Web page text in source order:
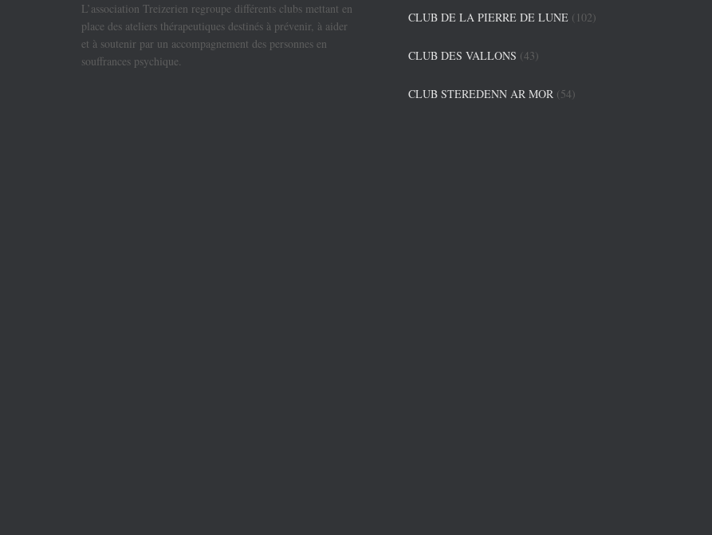
L’association Treizerien regroupe différents clubs mettant en
place des ateliers thérapeutiques destinés à prévenir, à aider
et à soutenir par un accompagnement des personnes en
souffrances psychique.
CLUB DE LA PIERRE DE LUNE (102)
CLUB DES VALLONS (43)
CLUB STEREDENN AR MOR (54)